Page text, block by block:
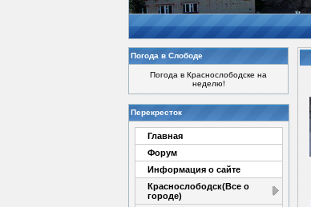
Погода в Слободе
Погода в Краснослободске на
неделю!
Перекресток
Главная
Форум
Информация о сайте
Краснослободск(Все о
городе)